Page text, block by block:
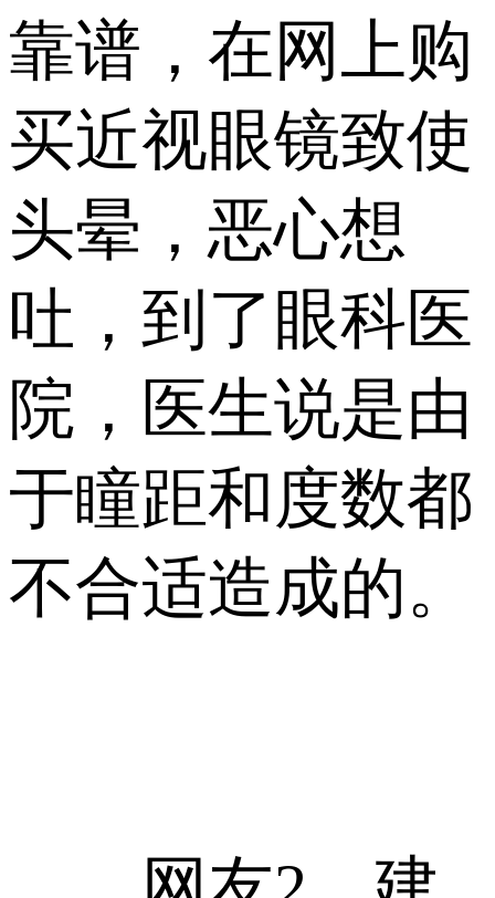
靠谱，在网上购
买近视眼镜致使
头晕，恶心想
吐，到了眼科医
院，医生说是由
于瞳距和度数都
不合适造成的。